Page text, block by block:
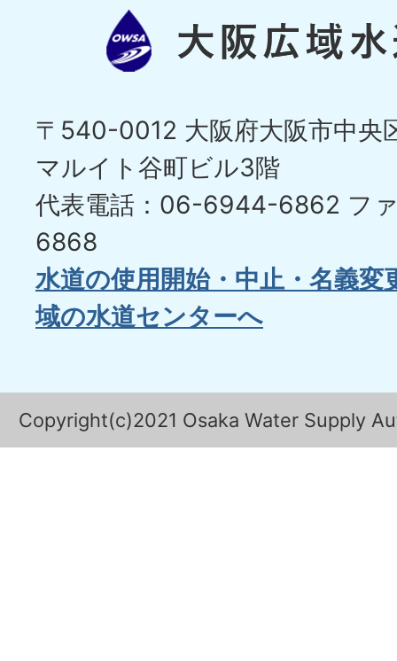
〒540-0012 大阪府大阪市中央
マルイト谷町ビル3階
代表電話：06-6944-6862 フ
6868
水道の使用開始・中止・名義変
域の水道センターへ
Copyright(c)2021 Osaka Water Supply